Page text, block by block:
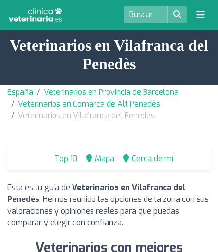
Veterinarios en Vilafranca del
Penedès
España
Veterinarios en Provincia de Barcelona
Veterinarios en Comarca de Alt Penedès
Veterinarios en Vilafranca del Penedès
Top 10 Mapa Cerca de mí
Esta es tu guía de Veterinarios en Vilafranca del
Penedès. Hemos reunido las opciones de la zona con sus
valoraciones y opiniones reales para que puedas
comparar y elegir con confianza.
Veterinarios con mejores